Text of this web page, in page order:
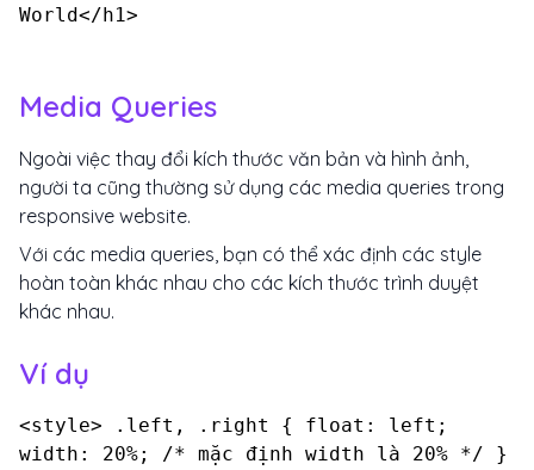
World</h1>
Media Queries
Ngoài việc thay đổi kích thước văn bản và hình ảnh,
người ta cũng thường sử dụng các media queries trong
responsive website.
Với các media queries, bạn có thể xác định các style
hoàn toàn khác nhau cho các kích thước trình duyệt
khác nhau.
Ví dụ
<style> .left, .right { float: left;
width: 20%; /* mặc định width là 20% */ }